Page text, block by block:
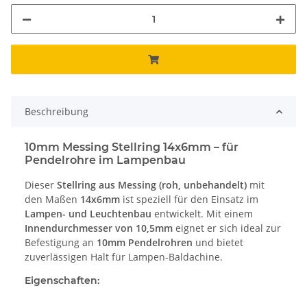
Beschreibung
10mm Messing Stellring 14x6mm – für
Pendelrohre im Lampenbau
Dieser Stellring aus Messing (roh, unbehandelt) mit
den Maßen 14x6mm ist speziell für den Einsatz im
Lampen- und Leuchtenbau entwickelt. Mit einem
Innendurchmesser von 10,5mm eignet er sich ideal zur
Befestigung an 10mm Pendelrohren und bietet
zuverlässigen Halt für Lampen-Baldachine.
Eigenschaften: